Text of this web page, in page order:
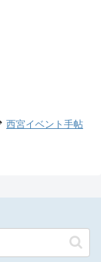
西宮イベント手帖